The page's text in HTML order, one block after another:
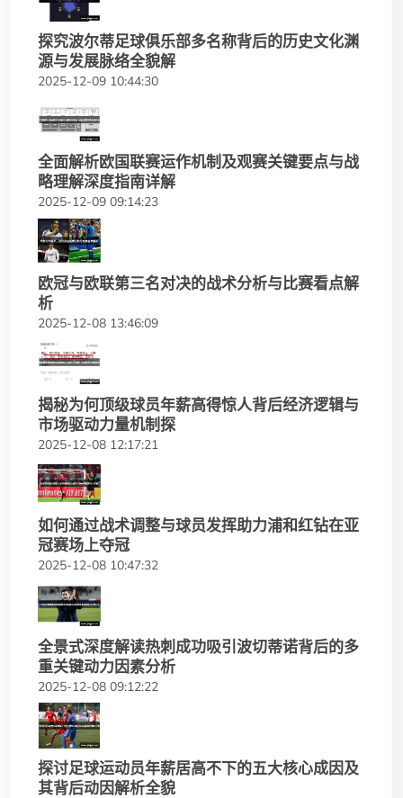
探究波尔蒂足球俱乐部多名称背后的历史文化渊
源与发展脉络全貌解
2025-12-09 10:44:30
全面解析欧国联赛运作机制及观赛关键要点与战
略理解深度指南详解
2025-12-09 09:14:23
欧冠与欧联第三名对决的战术分析与比赛看点解
析
2025-12-08 13:46:09
揭秘为何顶级球员年薪高得惊人背后经济逻辑与
市场驱动力量机制探
2025-12-08 12:17:21
如何通过战术调整与球员发挥助力浦和红钻在亚
冠赛场上夺冠
2025-12-08 10:47:32
全景式深度解读热刺成功吸引波切蒂诺背后的多
重关键动力因素分析
2025-12-08 09:12:22
探讨足球运动员年薪居高不下的五大核心成因及
其背后动因解析全貌